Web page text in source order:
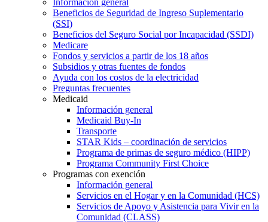
Beneficios de Seguridad de Ingreso Suplementario
(SSI)
Beneficios del Seguro Social por Incapacidad (SSDI)
Medicare
Fondos y servicios a partir de los 18 años
Subsidios y otras fuentes de fondos
Ayuda con los costos de la electricidad
Preguntas frecuentes
Medicaid
Información general
Medicaid Buy-In
Transporte
STAR Kids – coordinación de servicios
Programa de primas de seguro médico (HIPP)
Programa Community First Choice
Programas con exención
Información general
Servicios en el Hogar y en la Comunidad (HCS)
Servicios de Apoyo y Asistencia para Vivir en la
Comunidad (CLASS)